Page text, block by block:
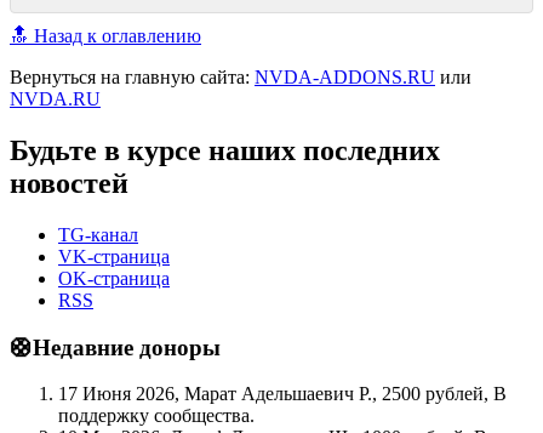
🔝 Назад к оглавлению
Вернуться на главную сайта: NVDA-ADDONS.RU или
NVDA.RU
Будьте в курсе наших последних
новостей
TG-канал
VK-страница
OK-страница
RSS
🛟Недавние доноры
17 Июня 2026, Марат Адельшаевич Р., 2500 рублей, В
поддержку сообщества.